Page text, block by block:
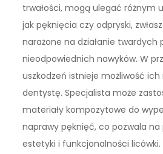
trwałości, mogą ulegać różnym
jak pęknięcia czy odpryski,
narażone na działanie twardych
nieodpowiednich nawyków. W
uszkodzeń istnieje możliwość ich
dentystę. Specjalista może
materiały kompozytowe do
naprawy pęknięć, co pozwala na
estetyki i funkcjonalności licówki.